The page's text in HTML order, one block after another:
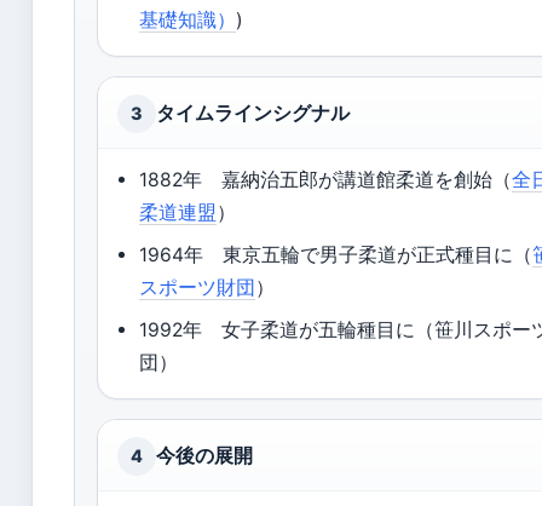
基礎知識） )
3 タイムラインシグナル
1882年 嘉納治五郎が講道館柔道を創始（全
柔道連盟 ）
1964年 東京五輪で男子柔道が正式種目に（
スポーツ財団）
1992年 女子柔道が五輪種目に（笹川スポー
団）
4 今後の展開